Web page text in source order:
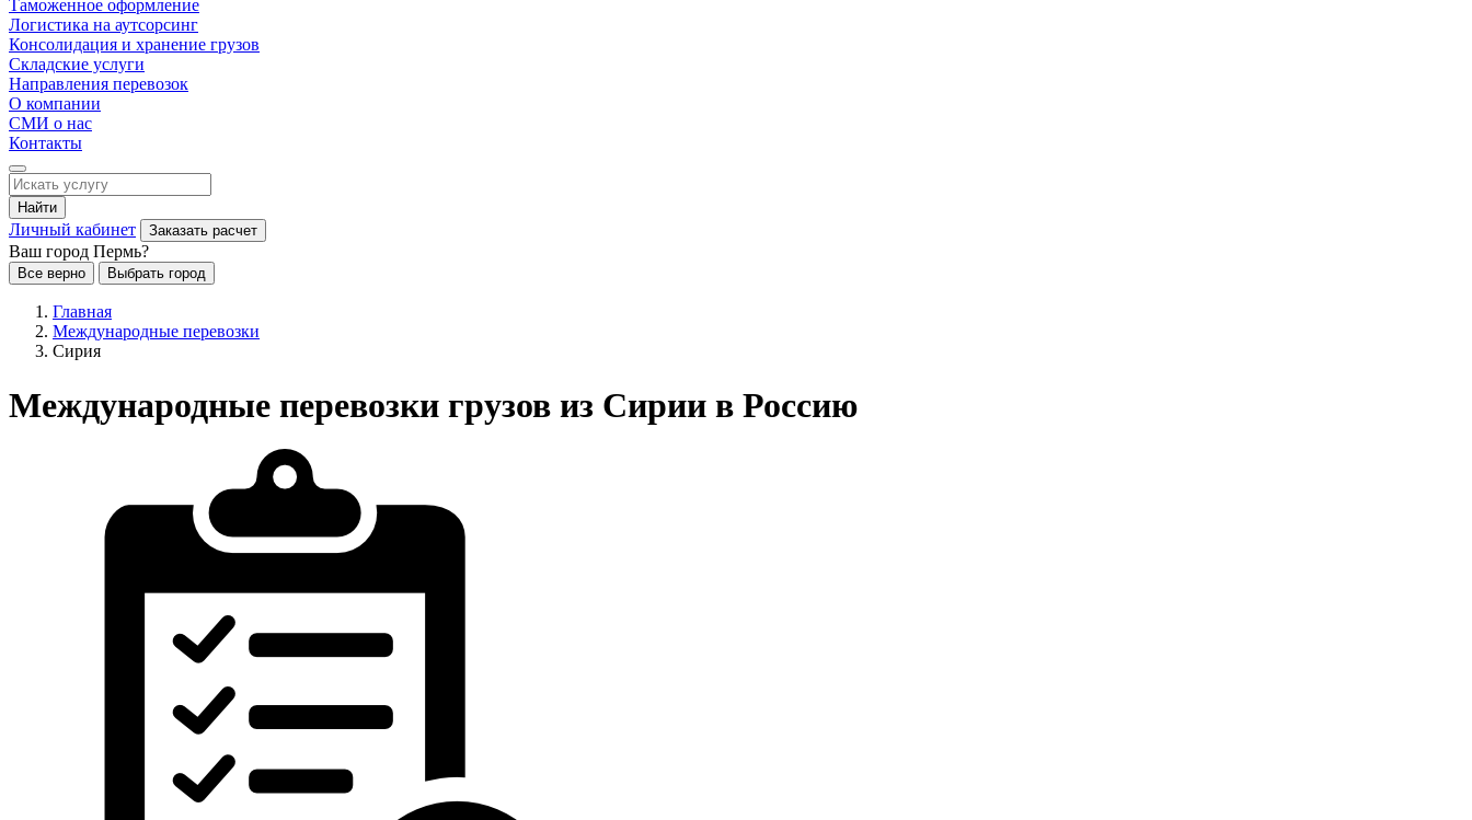
Таможенное оформление
Логистика на аутсорсинг
Консолидация и хранение грузов
Складские услуги
Направления перевозок
О компании
СМИ о нас
Контакты
Найти
Личный кабинет Заказать расчет
Ваш город Пермь?
Все верно Выбрать город
Главная
Международные перевозки
Сирия
Международные перевозки грузов из Сирии в Россию